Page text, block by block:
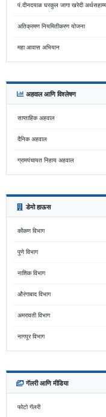
पं.दीनदयाळ घरकुल जागा खरेदी
अतिक्रमण नियमितीकरण योजना
महा आवास अभियान
अहवाल आणि विश्लेषण
साप्ताहिक अहवाल
दैनिक अहवाल
ग्रामपंचायत निहाय अहवाल
डेमो हाऊस
कोंकण विभाग
पुणे विभाग
नाशिक विभाग
औरंगाबाद विभाग
अमरावती विभाग
नागपूर विभाग
गॅलरी आणि मीडिया
फोटो गॅलरी